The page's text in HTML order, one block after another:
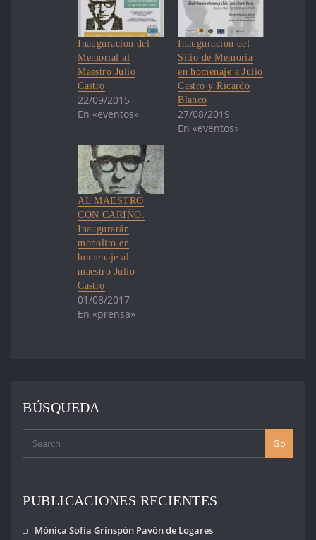
Inauguración del
Memorial al
Maestro Julio
Castro
22/09/2015
En «eventos»
Inauguración del
Sitio de Memoria
en homenaje a Julio
Castro y Ricardo
Blanco
27/08/2019
En «eventos»
AL MAESTRO
CON CARIÑO.
Inaugurarán
monolito en
homenaje al
maestro Julio
Castro
01/08/2017
En «prensa»
BÚSQUEDA
Go
PUBLICACIONES RECIENTES
Mónica Sofía Grinspón Pavón de Logares